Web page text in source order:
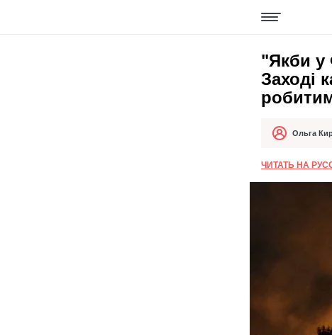
"Якби у
Заході
АвторОльга
Дата публікації
ЧИТАТЬ НА